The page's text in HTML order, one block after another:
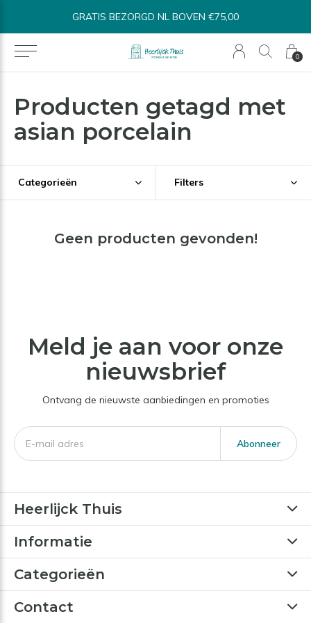
0
BEZORGD NL BOVEN €75,00
Producten getagd met
asian porcelain
Categorieën Filters
Geen producten gevonden!
Meld je aan voor onze
nieuwsbrief
Ontvang de nieuwste aanbiedingen en promoties
Abonneer
Heerlijck Thuis
Informatie
Categorieën
Contact